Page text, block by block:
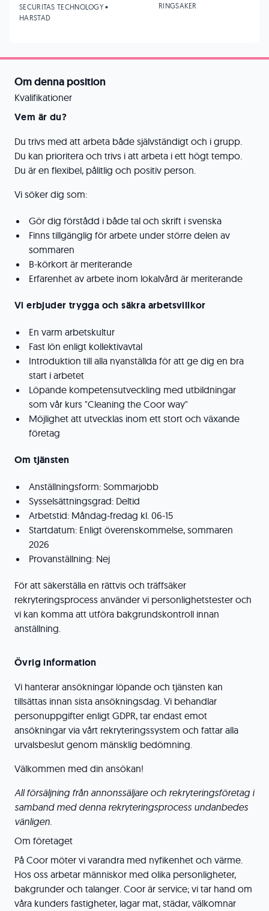
Om denna position
Kvalifikationer
Vem är du?
Du trivs med att arbeta både självständigt och i grupp.
Du kan prioritera och trivs i att arbeta i ett högt tempo.
Du är en flexibel, pålitlig och positiv person.
Vi söker dig som:
Gör dig förstådd i både tal och skrift i svenska
Finns tillgänglig för arbete under större delen av
sommaren
B-körkort är meriterande
Erfarenhet av arbete inom lokalvård är meriterande
Vi erbjuder trygga och säkra arbetsvillkor
En varm arbetskultur
Fast lön enligt kollektivavtal
Introduktion till alla nyanställda för att ge dig en bra
start i arbetet
Löpande kompetensutveckling med utbildningar
som vår kurs "Cleaning the Coor way"
Möjlighet att utvecklas inom ett stort och växande
företag
Om tjänsten
Anställningsform: Sommarjobb
Sysselsättningsgrad: Deltid
Arbetstid: Måndag-fredag kl. 06-15
Startdatum: Enligt överenskommelse, sommaren
2026
Provanställning: Nej
För att säkerställa en rättvis och träffsäker
rekryteringsprocess använder vi personlighetstester och
vi kan komma att utföra bakgrundskontroll innan
anställning.
Övrig information
Vi hanterar ansökningar löpande och tjänsten kan
tillsättas innan sista ansökningsdag. Vi behandlar
personuppgifter enligt GDPR, tar endast emot
ansökningar via vårt rekryteringssystem och fattar alla
urvalsbeslut genom mänsklig bedömning.
Välkommen med din ansökan!
All försäljning från annonssäljare och rekryteringsföretag i
samband med denna rekryteringsprocess undanbedes
vänligen.
Om företaget
På Coor möter vi varandra med nyfikenhet och värme.
Hos oss arbetar människor med olika personligheter,
bakgrunder och talanger. Coor är service; vi tar hand om
våra kunders fastigheter, lagar mat, städar, välkomnar
SECURITAS TECHNOLOGY •
HARSTAD
RINGSAKER